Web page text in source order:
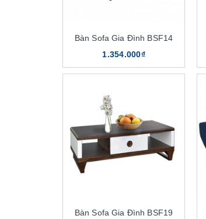
Bàn Sofa Gia Đình BSF14
1.354.000₫
Bàn Sofa Gia Đình BSF19